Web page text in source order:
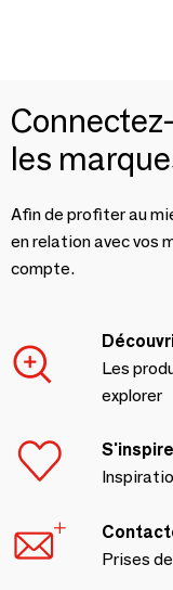
les
Afin de profiter au
en relation avec vos
compte.
Les
explorer
Prises